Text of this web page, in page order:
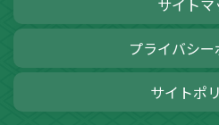
サイトマ
プライバシー
サイトポ